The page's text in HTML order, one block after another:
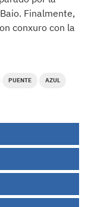
Finalmente,
conxuro con la
PUENTE AZUL